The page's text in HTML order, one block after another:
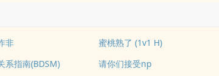
非
蜜桃熟了 (1v1 H)
系指南(BDSM) 请你们接受np